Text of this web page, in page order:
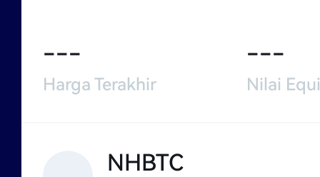
---
Harga Terakhir
---
Nilai
NHBTC